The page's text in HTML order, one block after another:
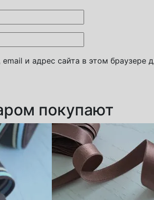
и адрес сайта в этом
покупают